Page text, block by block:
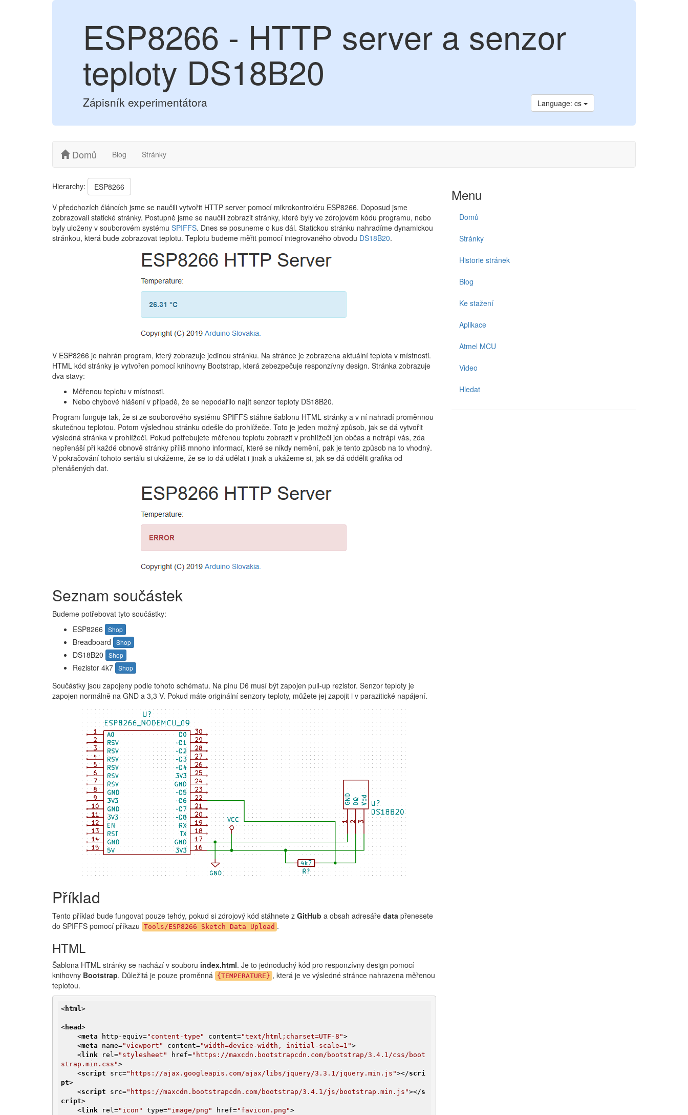
ESP8266 - HTTP server a senzor
teploty DS18B20
Zápisník experimentátora Language: cs
Domů Blog Stránky
Hierarchy:
ESP8266
V předchozích článcích jsme se naučili vytvořit HTTP server pomocí mikrokontroléru ESP8266. Doposud jsme
zobrazovali statické stránky. Postupně jsme se naučili zobrazit stránky, které byly ve zdrojovém kódu programu, nebo
byly uloženy v souborovém systému SPIFFS. Dnes se posuneme o kus dál. Statickou stránku nahradíme dynamickou
stránkou, která bude zobrazovat teplotu. Teplotu budeme měřit pomocí integrovaného obvodu DS18B20.
V ESP8266 je nahrán program, který zobrazuje jedinou stránku. Na stránce je zobrazena aktuální teplota v místnosti.
HTML kód stránky je vytvořen pomocí knihovny Bootstrap, která zebezpečuje responzívny design. Stránka zobrazuje
dva stavy:
Měřenou teplotu v místnosti.
Nebo chybové hlášení v případě, že se nepodařilo najít senzor teploty DS18B20.
Program funguje tak, že si ze souborového systému SPIFFS stáhne šablonu HTML stránky a v ní nahradí proměnnou
skutečnou teplotou. Potom výslednou stránku odešle do prohlížeče. Toto je jeden možný způsob, jak se dá vytvořit
výsledná stránka v prohlížeči. Pokud potřebujete měřenou teplotu zobrazit v prohlížeči jen občas a netrápí vás, zda
nepřenáší při každé obnově stránky příliš mnoho informací, které se nikdy nemění, pak je tento způsob na to vhodný.
V pokračování tohoto seriálu si ukážeme, že se to dá udělat i jinak a ukážeme si, jak se dá oddělit grafika od
přenášených dat.
Seznam součástek
Budeme potřebovat tyto součástky:
ESP8266
Shop
Breadboard Shop
DS18B20 Shop
Rezistor 4k7 Shop
Součástky jsou zapojeny podle tohoto schématu. Na pinu D6 musí být zapojen pull-up rezistor. Senzor teploty je
zapojen normálně na GND a 3,3 V. Pokud máte originální senzory teploty, můžete jej zapojit i v parazitické napájení.
Příklad
Tento příklad bude fungovat pouze tehdy, pokud si zdrojový kód stáhnete z GitHub a obsah adresáře data přenesete
do SPIFFS pomocí příkazu Tools/ESP8266 Sketch Data Upload .
HTML
Šablona HTML stránky se nachází v souboru index.html. Je to jednoduchý kód pro responzívny design pomocí
knihovny Bootstrap. Důležitá je pouze proměnná {TEMPERATURE} , která je ve výsledné stránce nahrazena měřenou
teplotou.
< html>
< head >
<meta http-equiv="content-type" content="text/html;charset=UTF-8">
<meta name="viewport" content="width=device-width, initial-scale=1">
<link rel="stylesheet" href="https://maxcdn.bootstrapcdn.com/bootstrap/3.4.1/css/boot
strap.min.css">
<script src="https://ajax.googleapis.com/ajax/libs/jquery/3.3.1/jquery.min.js"></scri
pt>
<script src="https://maxcdn.bootstrapcdn.com/bootstrap/3.4.1/js/bootstrap.min.js"></s
cript>
<link rel="icon" type="image/png" href="favicon.png">
Menu
Domů
Stránky
Historie stránek
Blog
Ke stažení
Aplikace
Atmel MCU
Video
Hledat